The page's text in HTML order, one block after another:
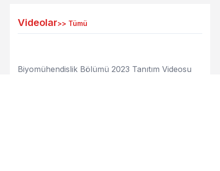
Videolar>> Tümü
Biyomühendislik Bölümü 2023 Tanıtım Videosu